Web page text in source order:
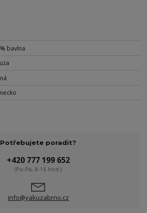
bavlna
Potřebujete poradit?
+420 777 199 652
(Po-Pá, 8-16 hod.)
info@yakuzabrno.cz